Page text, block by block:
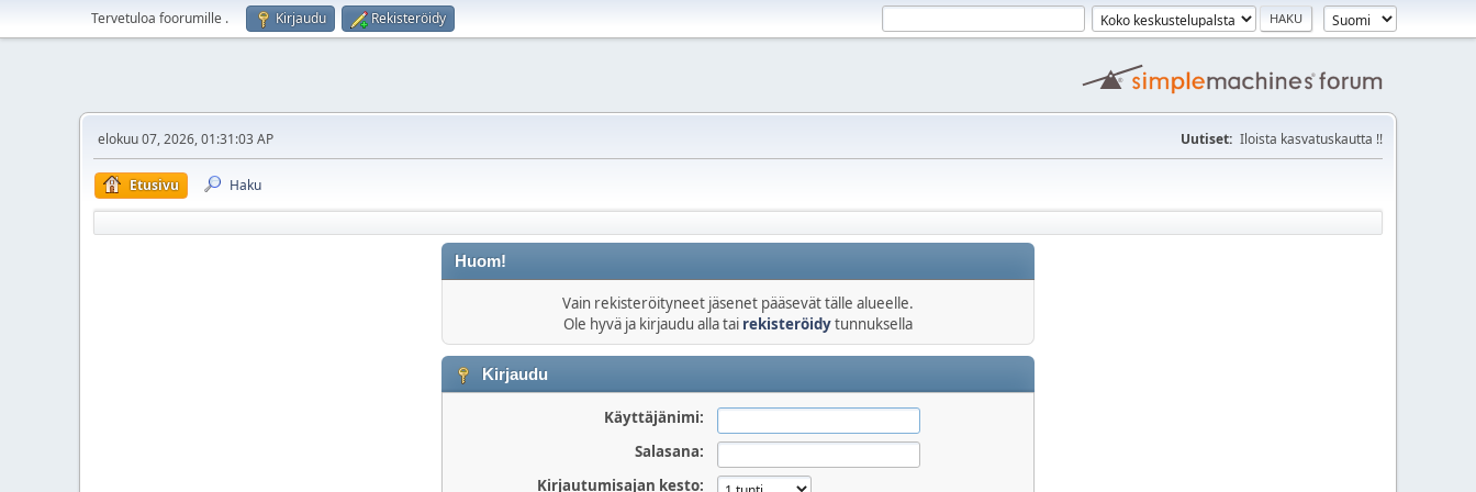
Tervetuloa foorumille . Kirjaudu Rekisteröidy
elokuu 07, 2026, 01:31:03 AP Uutiset: Iloista kasvatuskautta !!
Etusivu Haku
Huom!
Vain rekisteröityneet jäsenet pääsevät tälle alueelle.
Ole hyvä ja kirjaudu alla tai rekisteröidytunnuksella
Kirjaudu
Käyttäjänimi:
Salasana:
Kirjautumisajan kesto: